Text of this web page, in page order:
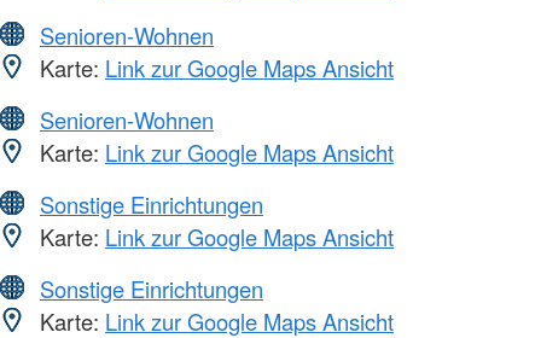
Senioren-Wohnen
Karte: Link zur Google Maps Ansicht
Senioren-Wohnen
Karte: Link zur Google Maps Ansicht
Sonstige Einrichtungen
Karte: Link zur Google Maps Ansicht
Sonstige Einrichtungen
Karte: Link zur Google Maps Ansicht